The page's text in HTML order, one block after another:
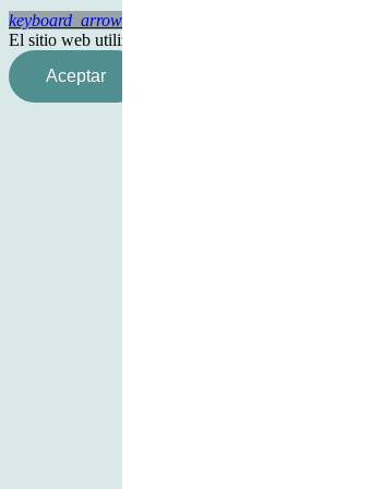
keyboard_arrow_up
El sitio web utiliza cookies para mejorar tu
Aceptar